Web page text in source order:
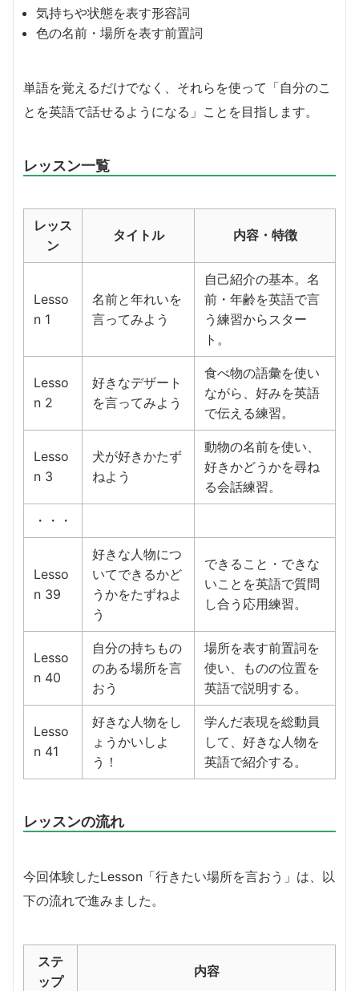
気持ちや状態を表す形容詞
色の名前・場所を表す前置詞
単語を覚えるだけでなく、それらを使って「自分のこ
とを英語で話せるようになる」ことを目指します。
レッスン一覧
レッス
ン
タイトル 内容・特徴
Lesso
n 1
名前と年れいを
言ってみよう
自己紹介の基本。名
前・年齢を英語で言
う練習からスター
ト。
Lesso
n 2
好きなデザート
を言ってみよう
食べ物の語彙を使い
ながら、好みを英語
で伝える練習。
Lesso
n 3
犬が好きかたず
ねよう
動物の名前を使い、
好きかどうかを尋ね
る会話練習。
・・・
Lesso
n 39
好きな人物につ
いてできるかど
うかをたずねよ
う
できること・できな
いことを英語で質問
し合う応用練習。
Lesso
n 40
自分の持ちもの
のある場所を言
おう
場所を表す前置詞を
使い、ものの位置を
英語で説明する。
Lesso
n 41
好きな人物をし
ょうかいしよ
う！
学んだ表現を総動員
して、好きな人物を
英語で紹介する。
レッスンの流れ
今回体験したLesson「行きたい場所を言おう」は、以
下の流れで進みました。
ステ
ップ
内容